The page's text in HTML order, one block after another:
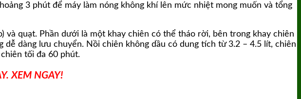
3 phút để máy làm nóng không khí lên mức nhiệt mong muốn và tổng
quạt. Phần dưới là một khay chiên có thể tháo rời, bên trong khay chiên
dàng lưu chuyển. Nồi chiên không dầu có dung tích từ 3.2 – 4.5 lít, chiên
tối đa 60 phút.
XEM NGAY!